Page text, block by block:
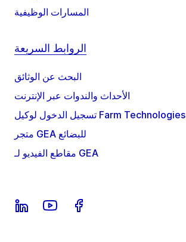
المسارات الوظيفية
الروابط السريعة
البحث عن الوثائق
الأحداث والندوات عبر الإنترنت
تسجيل الدخول لوكيل Farm Technologies
متجر GEA للبضائع
مقاطع الفيديو لـ GEA